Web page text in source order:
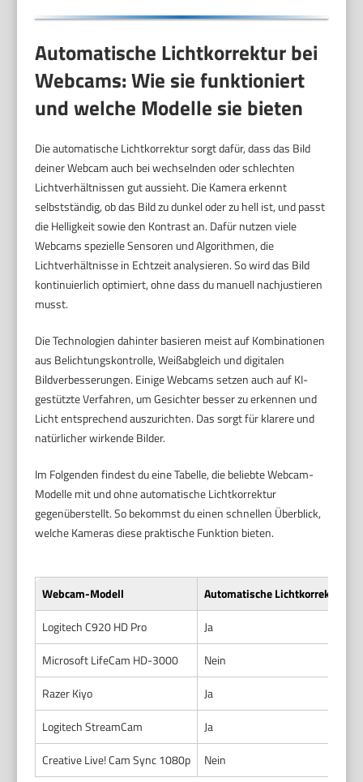
Automatische Lichtkorrektur bei
Webcams: Wie sie funktioniert
und welche Modelle sie bieten
Die automatische Lichtkorrektur sorgt dafür, dass das Bild
deiner Webcam auch bei wechselnden oder schlechten
Lichtverhältnissen gut aussieht. Die Kamera erkennt
selbstständig, ob das Bild zu dunkel oder zu hell ist, und passt
die Helligkeit sowie den Kontrast an. Dafür nutzen viele
Webcams spezielle Sensoren und Algorithmen, die
Lichtverhältnisse in Echtzeit analysieren. So wird das Bild
kontinuierlich optimiert, ohne dass du manuell nachjustieren
musst.
Die Technologien dahinter basieren meist auf Kombinationen
aus Belichtungskontrolle, Weißabgleich und digitalen
Bildverbesserungen. Einige Webcams setzen auch auf KI-
gestützte Verfahren, um Gesichter besser zu erkennen und
Licht entsprechend auszurichten. Das sorgt für klarere und
natürlicher wirkende Bilder.
Im Folgenden findest du eine Tabelle, die beliebte Webcam-
Modelle mit und ohne automatische Lichtkorrektur
gegenüberstellt. So bekommst du einen schnellen Überblick,
welche Kameras diese praktische Funktion bieten.
Webcam-Modell Automatische Lichtkorrektur
Logitech C920 HD Pro
Ja
Microsoft LifeCam HD-3000
Nein
Razer Kiyo
Ja
Logitech StreamCam
Ja
Creative Live! Cam Sync 1080p
Nein